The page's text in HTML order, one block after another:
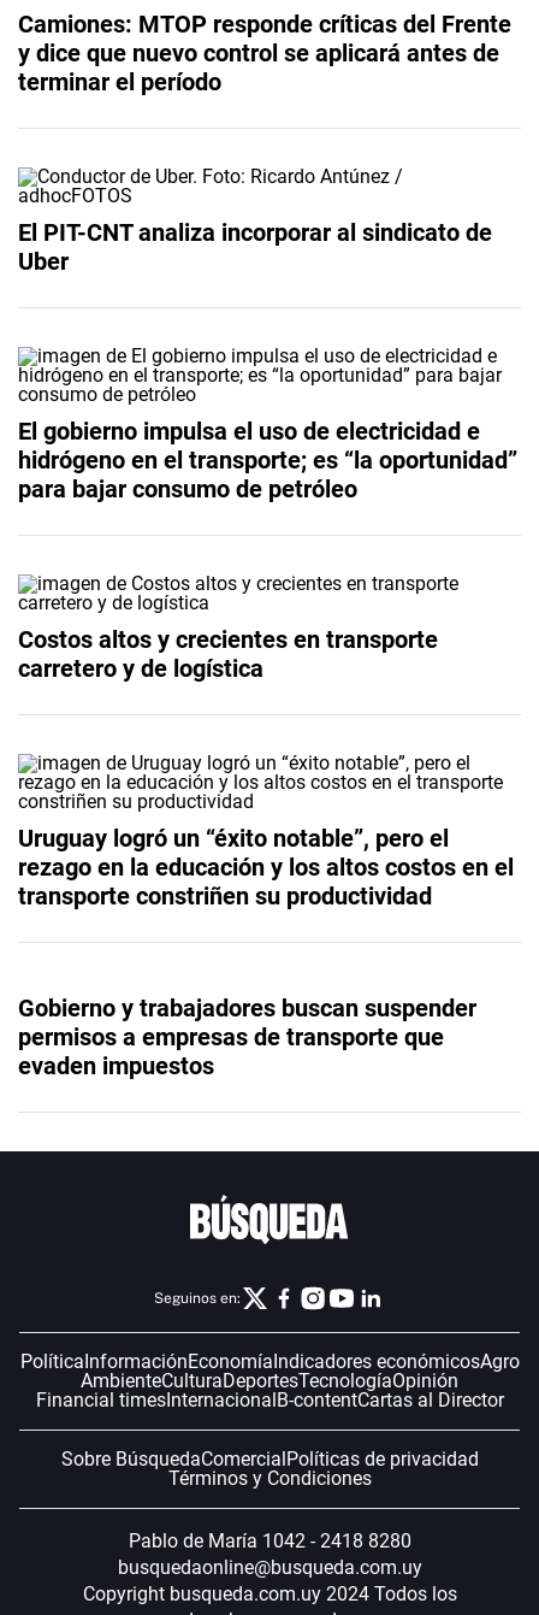
Camiones: MTOP responde críticas del Frente
y dice que nuevo control se aplicará antes de
terminar el período
El PIT-CNT analiza incorporar al sindicato de
Uber
El gobierno impulsa el uso de electricidad e
hidrógeno en el transporte; es “la oportunidad”
para bajar consumo de petróleo
Costos altos y crecientes en transporte
carretero y de logística
Uruguay logró un “éxito notable”, pero el
rezago en la educación y los altos costos en el
transporte constriñen su productividad
Gobierno y trabajadores buscan suspender
permisos a empresas de transporte que
evaden impuestos
Seguinos en:
Política InformaciónEconomía Indicadores económicosAgro
AmbienteCulturaDeportesTecnologíaOpinión
Financial timesInternacional B-contentCartas al Director
Sobre BúsquedaComercial Políticas de privacidad
Términos y Condiciones
Pablo de María 1042 - 2418 8280
busquedaonline@busqueda.com.uy
Copyright busqueda.com.uy 2024 Todos los